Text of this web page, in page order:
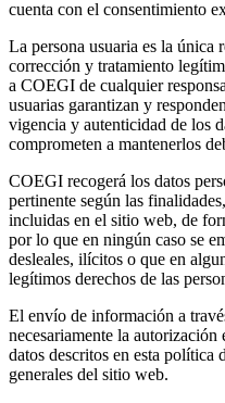
cuenta con el consentimiento
La persona usuaria es la única
corrección y tratamiento
a COEGI de cualquier
usuarias garantizan y
vigencia y autenticidad de los
comprometen a mantenerlos
COEGI recogerá los datos
pertinente según las
incluidas en el sitio web, de
por lo que en ningún caso se
desleales, ilícitos o que en
legítimos derechos de las
El envío de información a
necesariamente la autorización
datos descritos en esta política
generales del sitio web.